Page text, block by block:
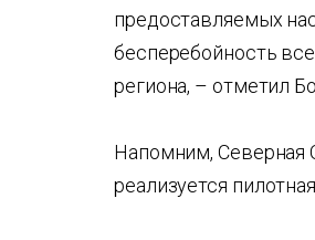
предоставляемых
бесперебойность
региона, – отметил
Напомним, Северная
реализуется